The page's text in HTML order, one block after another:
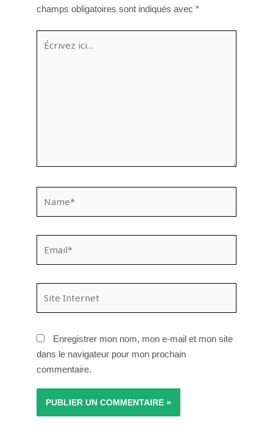
champs obligatoires sont indiqués avec *
Enregistrer mon nom, mon e-mail et mon site
dans le navigateur pour mon prochain
commentaire.